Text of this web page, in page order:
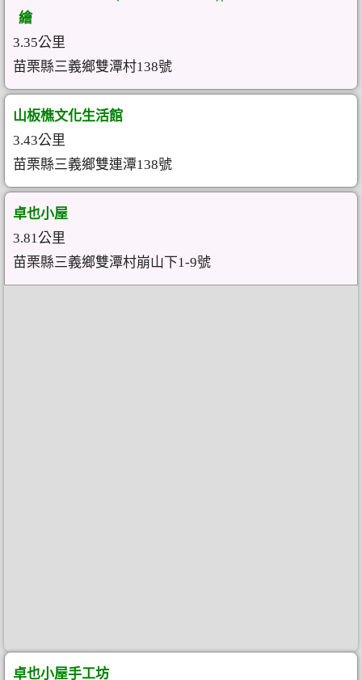
繪
3.35公里
苗栗縣三義鄉雙潭村138號
山板樵文化生活館
3.43公里
苗栗縣三義鄉雙連潭138號
卓也小屋
3.81公里
苗栗縣三義鄉雙潭村崩山下1-9號
卓也小屋手工坊